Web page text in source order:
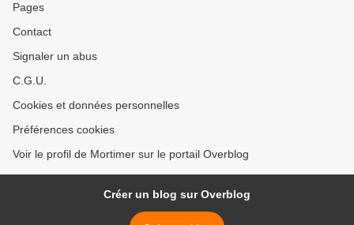
Pages
Contact
Signaler un abus
C.G.U.
Cookies et données personnelles
Préférences cookies
Voir le profil de Mortimer sur le portail Overblog
Créer un blog sur Overblog